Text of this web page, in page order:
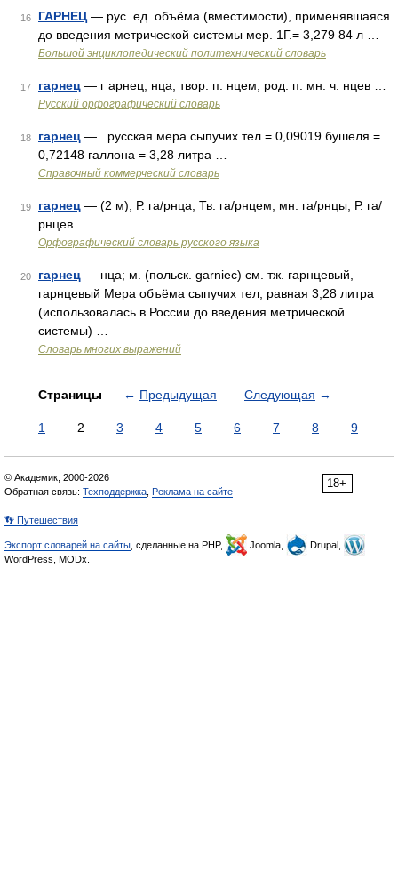
16 ГАРНЕЦ — рус. ед. объёма (вместимости), применявшаяся
до введения метрической системы мер. 1Г.= 3,279 84 л …
Большой энциклопедический политехнический словарь
17 гарнец — г арнец, нца, твор. п. нцем, род. п. мн. ч. нцев …
Русский орфографический словарь
18 гарнец — русская мера сыпучих тел = 0,09019 бушеля =
0,72148 галлона = 3,28 литра …
Справочный коммерческий словарь
19 гарнец — (2 м), Р. га/рнца, Тв. га/рнцем; мн. га/рнцы, Р. га/
рнцев …
Орфографический словарь русского языка
20 гарнец — нца; м. (польск. garniec) см. тж. гарнцевый,
гарнцевый Мера объёма сыпучих тел, равная 3,28 литра
(использовалась в России до введения метрической
системы) …
Словарь многих выражений
Страницы ← Предыдущая Следующая →
1 2 3 4 5 6 7 8 9
18+
© Академик, 2000-2026
Обратная связь: Техподдержка Реклама на сайте
👣 Путешествия
Экспорт словарей на сайты , сделанные на PHP, Joomla,
Drupal,
WordPress, MODx.